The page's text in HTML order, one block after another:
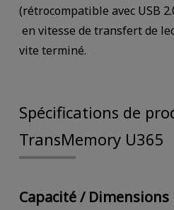
(rétrocompatible avec USB
en vitesse de transfert de
vite terminé.
Spécifications de
TransMemory U365
Capacité / Dimensions